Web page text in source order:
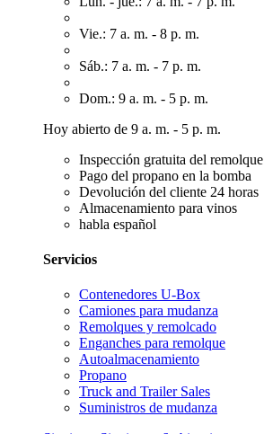
Vie.: 7 a. m. - 8 p. m.
Sáb.: 7 a. m. - 7 p. m.
Dom.: 9 a. m. - 5 p. m.
Hoy abierto de 9 a. m. - 5 p. m.
Inspección gratuita del remolque
Pago del propano en la bomba
Devolución del cliente 24 horas
Almacenamiento para vinos
habla español
Servicios
Contenedores U-Box
Camiones para mudanza
Remolques y remolcado
Enganches para remolque
Autoalmacenamiento
Propano
Truck and Trailer Sales
Suministros de mudanza